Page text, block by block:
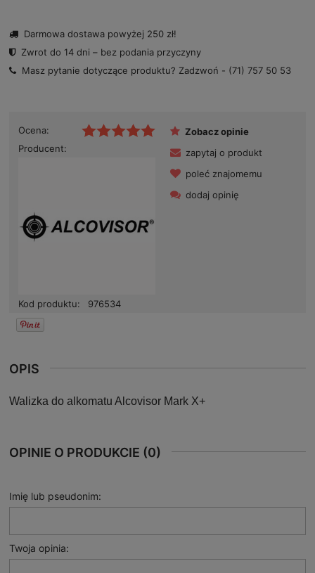
Darmowa dostawa powyżej 250 zł!
Zwrot do 14 dni – bez podania przyczyny
Masz pytanie dotyczące produktu? Zadzwoń - (71) 757 50 53
Ocena:
Producent:
Kod produktu: 976534
Zobacz opinie
zapytaj o produkt
poleć znajomemu
dodaj opinię
OPIS
Walizka do alkomatu Alcovisor Mark X+
OPINIE O PRODUKCIE (0)
Imię lub pseudonim:
Twoja opinia: